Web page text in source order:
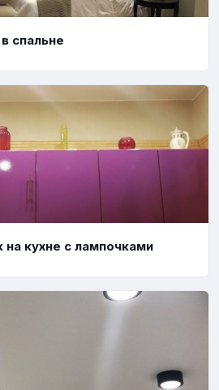
спальне
кухне с лампочками